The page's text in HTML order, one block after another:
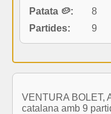
Patata 🥔:
8
Partides:
9
VENTURA BOLET,
catalana amb 9